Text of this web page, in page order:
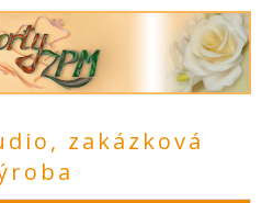
zakázková